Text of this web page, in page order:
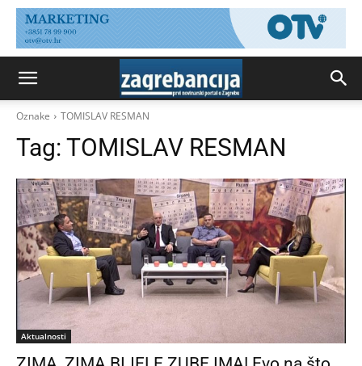
Oznake TOMISLAV RESMAN
Tag: TOMISLAV RESMAN
Aktualnosti